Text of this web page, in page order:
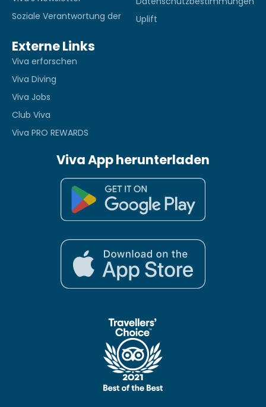
Soziale Verantwortung der
Uplift
Externe Links
Viva erforschen
Viva Diving
Viva Jobs
Club Viva
Viva PRO REWARDS
Viva App herunterladen